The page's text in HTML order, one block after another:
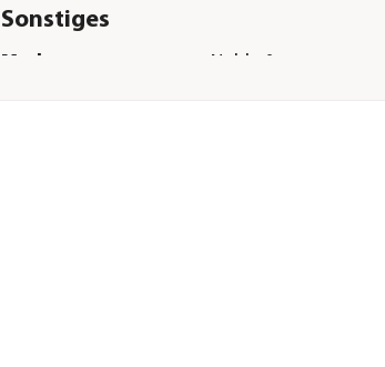
Sonstiges
Marke
Nobby®